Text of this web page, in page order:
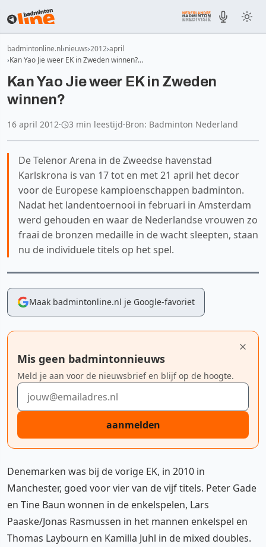
badmintonline.nl nieuws 2012 april
Kan Yao Jie weer EK in Zweden winnen?…
Kan Yao Jie weer EK in Zweden
winnen?
16 april 2012· 3 min leestijd·Bron: Badminton Nederland
De Telenor Arena in de Zweedse havenstad
Karlskrona is van 17 tot en met 21 april het decor
voor de Europese kampioenschappen badminton.
Nadat het landentoernooi in februari in Amsterdam
werd gehouden en waar de Nederlandse vrouwen zo
fraai de bronzen medaille in de wacht sleepten, staan
nu de individuele titels op het spel.
Maak badmintonline.nl je Google-favoriet
Mis geen badmintonnieuws
Meld je aan voor de nieuwsbrief en blijf op de hoogte.
E-mailadres
aanmelden
Denemarken was bij de vorige EK, in 2010 in
Manchester, goed voor vier van de vijf titels. Peter Gade
en Tine Baun wonnen in de enkelspelen, Lars
Paaske/Jonas Rasmussen in het mannen enkelspel en
Thomas Laybourn en Kamilla Juhl in de mixed doubles.